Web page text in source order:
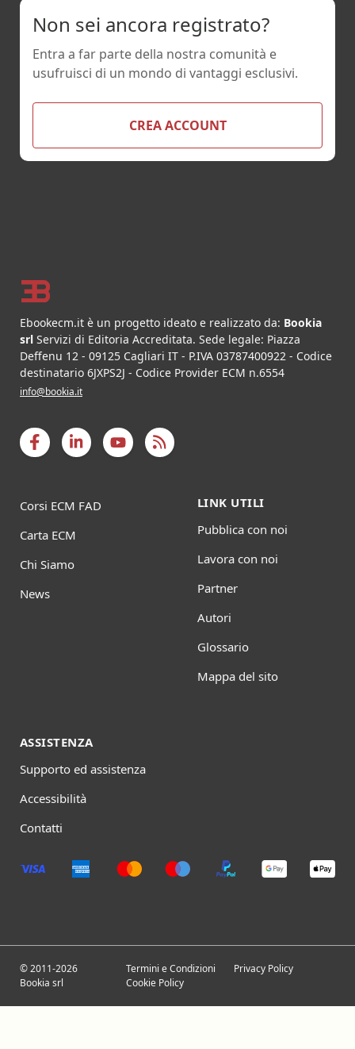
Non sei ancora registrato?
Entra a far parte della nostra comunità e
usufruisci di un mondo di vantaggi esclusivi.
CREA ACCOUNT
Ebookecm.it è un progetto ideato e realizzato da: Bookia
srl Servizi di Editoria Accreditata. Sede legale: Piazza
Deffenu 12 - 09125 Cagliari IT - P.IVA 03787400922 - Codice
destinatario 6JXPS2J - Codice Provider ECM n.6554
info@bookia.it
Corsi ECM FAD
Carta ECM
Chi Siamo
News
LINK UTILI
Pubblica con noi
Lavora con noi
Partner
Autori
Glossario
Mappa del sito
ASSISTENZA
Supporto ed assistenza
Accessibilità
Contatti
© 2011-2026
Bookia srl
Termini e Condizioni
Privacy Policy
Cookie Policy